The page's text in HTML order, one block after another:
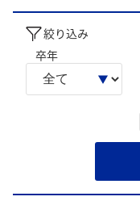
絞り込み
卒年